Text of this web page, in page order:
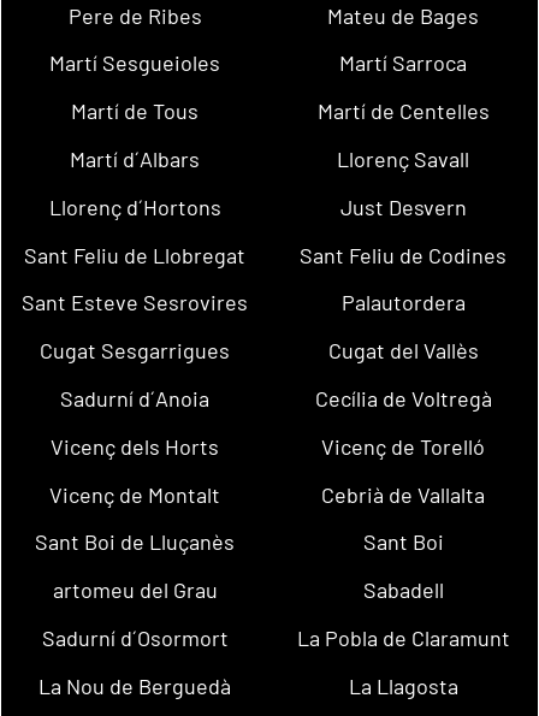
Pere de Ribes
Mateu de Bages
Martí Sesgueioles
Martí Sarroca
Martí de Tous
Martí de Centelles
Martí d´Albars
Llorenç Savall
Llorenç d´Hortons
Just Desvern
Sant Feliu de Llobregat
Sant Feliu de Codines
Sant Esteve Sesrovires
Palautordera
Cugat Sesgarrigues
Cugat del Vallès
Sadurní d´Anoia
Cecília de Voltregà
Vicenç dels Horts
Vicenç de Torelló
Vicenç de Montalt
Cebrià de Vallalta
Sant Boi de Lluçanès
Sant Boi
artomeu del Grau
Sabadell
Sadurní d´Osormort
La Pobla de Claramunt
La Nou de Berguedà
La Llagosta